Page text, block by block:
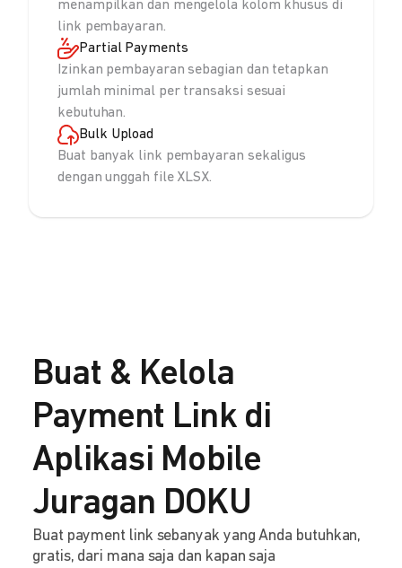
menampilkan dan mengelola kolom khusus di
link pembayaran.
Partial Payments
Izinkan pembayaran sebagian dan tetapkan
jumlah minimal per transaksi sesuai
kebutuhan.
Bulk Upload
Buat banyak link pembayaran sekaligus
dengan unggah file XLSX.
Buat & Kelola
Payment Link di
Aplikasi Mobile
Juragan DOKU
Buat payment link sebanyak yang Anda butuhkan,
gratis, dari mana saja dan kapan saja